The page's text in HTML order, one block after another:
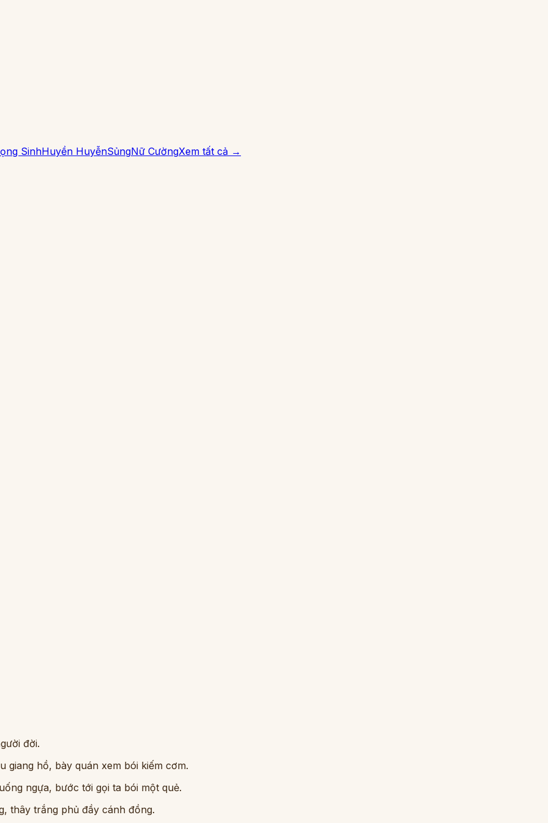
SinhHuyền HuyễnSủngNữ CườngXem tất cả →
đời.
giang hồ, bày quán xem bói kiếm cơm.
ngựa, bước tới gọi ta bói một quẻ.
thây trắng phủ đầy cánh đồng.